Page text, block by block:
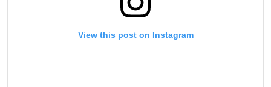
View this post on Instagram